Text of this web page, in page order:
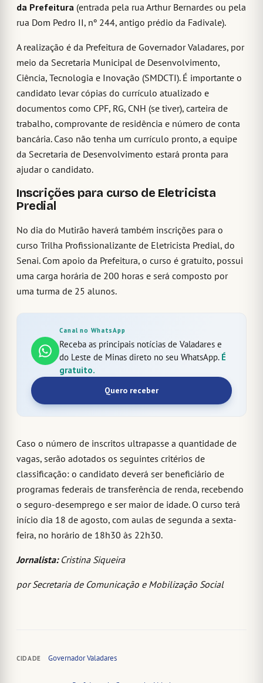
da Prefeitura (entrada pela rua Arthur Bernardes ou pela
rua Dom Pedro II, nº 244, antigo prédio da Fadivale).
A realização é da Prefeitura de Governador Valadares, por
meio da Secretaria Municipal de Desenvolvimento,
Ciência, Tecnologia e Inovação (SMDCTI). É importante o
candidato levar cópias do currículo atualizado e
documentos como CPF, RG, CNH (se tiver), carteira de
trabalho, comprovante de residência e número de conta
bancária. Caso não tenha um currículo pronto, a equipe
da Secretaria de Desenvolvimento estará pronta para
ajudar o candidato.
Inscrições para curso de Eletricista
Predial
No dia do Mutirão haverá também inscrições para o
curso Trilha Profissionalizante de Eletricista Predial, do
Senai. Com apoio da Prefeitura, o curso é gratuito, possui
uma carga horária de 200 horas e será composto por
uma turma de 25 alunos.
Canal no WhatsApp
Receba as principais notícias de Valadares e
do Leste de Minas direto no seu WhatsApp. É
gratuito.
Quero receber
Caso o número de inscritos ultrapasse a quantidade de
vagas, serão adotados os seguintes critérios de
classificação: o candidato deverá ser beneficiário de
programas federais de transferência de renda, recebendo
o seguro-desemprego e ser maior de idade. O curso terá
início dia 18 de agosto, com aulas de segunda a sexta-
feira, no horário de 18h30 às 22h30.
Jornalista: Cristina Siqueira
por Secretaria de Comunicação e Mobilização Social
CIDADE Governador Valadares